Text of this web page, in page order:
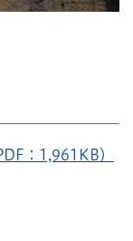
：1,961KB）